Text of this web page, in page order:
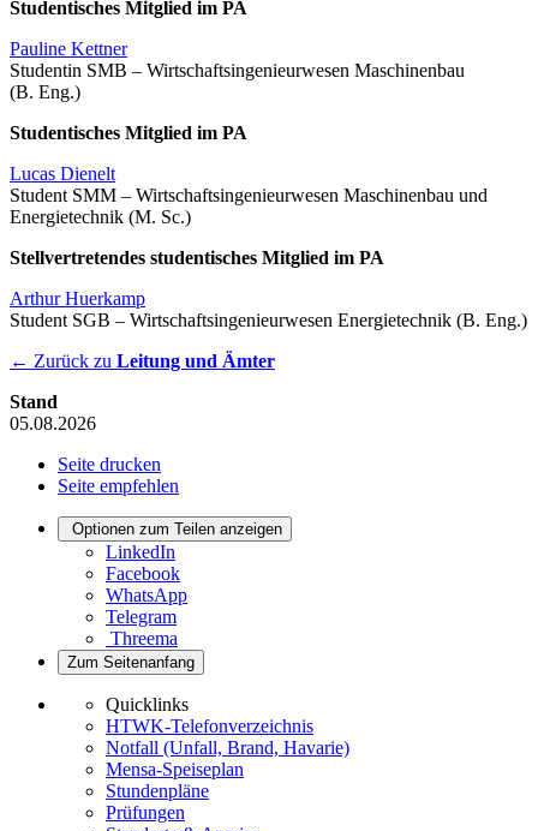
Studentisches Mitglied im PA
Pauline Kettner
Studentin SMB – Wirtschaftsingenieurwesen Maschinenbau
(B. Eng.)
Studentisches Mitglied im PA
Lucas Dienelt
Student SMM – Wirtschaftsingenieurwesen Maschinenbau und
Energietechnik (M. Sc.)
Stellvertretendes studentisches Mitglied im PA
Arthur Huerkamp
Student SGB – Wirtschaftsingenieurwesen Energietechnik (B. Eng.)
← Zurück zu Leitung und Ämter
Stand
05.08.2026
Seite drucken
Seite empfehlen
Optionen zum Teilen anzeigen
LinkedIn
Facebook
WhatsApp
Telegram
Threema
Zum Seitenanfang
Quicklinks
HTWK-Telefonverzeichnis
Notfall (Unfall, Brand, Havarie)
Mensa-Speiseplan
Stundenpläne
Prüfungen